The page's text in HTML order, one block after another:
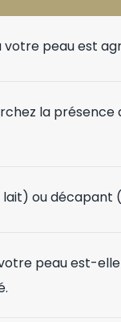
votre peau est
la
ou décapant
peau est-